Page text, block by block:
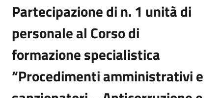
Partecipazione di n. 1 unità di
personale al Corso di
formazione specialistica
“Procedimenti amministrativi e